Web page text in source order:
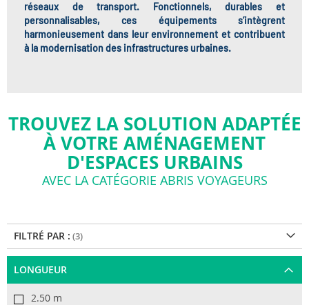
réseaux de transport. Fonctionnels, durables et
personnalisables, ces équipements s’intègrent
harmonieusement dans leur environnement et contribuent
à la modernisation des infrastructures urbaines.
TROUVEZ LA SOLUTION ADAPTÉE
À VOTRE AMÉNAGEMENT
D'ESPACES URBAINS
AVEC LA CATÉGORIE ABRIS VOYAGEURS
FILTRÉ PAR :
LONGUEUR
2.50 m